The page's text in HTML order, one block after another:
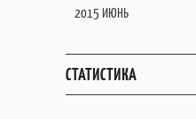
2015 ИЮНЬ
СТАТИСТИКА